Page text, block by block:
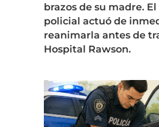
brazos de su madre.
policial actuó de
reanimarla antes de
Hospital Rawson.